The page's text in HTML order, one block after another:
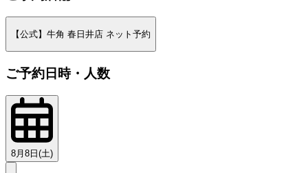
【公式】牛角 春日井店 ネット予約
ご予約日時・人数
8月8日(土)